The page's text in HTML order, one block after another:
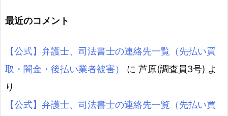
最近のコメント
【公式】弁護士、司法書士の連絡先一覧（先払い買
取・闇金・後払い業者被害）
に 芦原(調査員3号) よ
り
【公式】弁護士、司法書士の連絡先一覧（先払い買